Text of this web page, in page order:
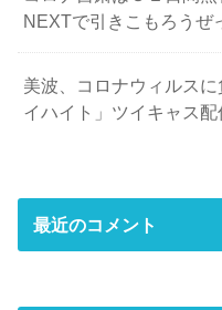
NEXTで引きこもろうぜ
美波、コロナウィルス
イハイト」ツイキャス
最近のコメント